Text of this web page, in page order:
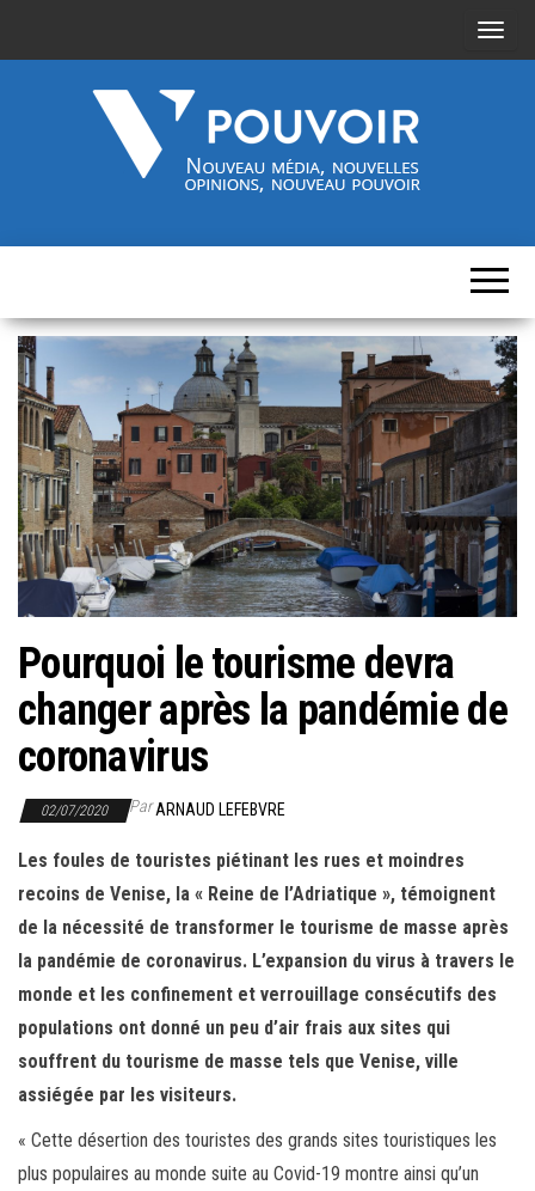
A
r
m
a
s
q
u
e
r
l
a
v
o
n
média,
nouveau
pouvoir
Pourquoi le tourisme devra
changer après la pandémie de
coronavirus
02/07/2020 ParARNAUD LEFEBVRE
Les foules de touristes piétinant les rues et moindres
recoins de Venise, la « Reine de l’Adriatique », témoignent
de la nécessité de transformer le tourisme de masse après
la pandémie de coronavirus. L’expansion du virus à travers le
monde et les confinement et verrouillage consécutifs des
populations ont donné un peu d’air frais aux sites qui
souffrent du tourisme de masse tels que Venise, ville
assiégée par les visiteurs.
« Cette désertion des touristes des grands sites touristiques les
plus populaires au monde suite au Covid-19 montre ainsi qu’un